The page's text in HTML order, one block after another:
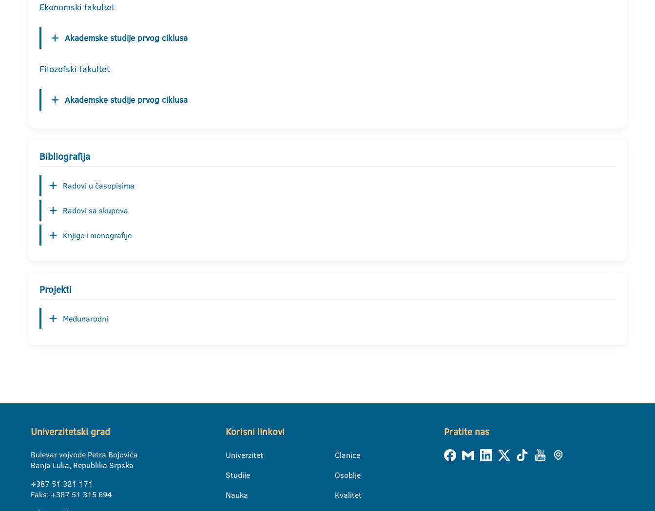
Ekonomski fakultet
Akademske studije prvog ciklusa
Filozofski fakultet
Akademske studije prvog ciklusa
Bibliografija
Radovi u časopisima
Radovi sa skupova
Knjige i monografije
Projekti
Međunarodni
Univerzitetski grad
Bulevar vojvode Petra Bojovića
Banja Luka, Republika Srpska
+387 51 321 171
Faks: +387 51 315 694
Korisni linkovi
Univerzitet
Studije
Nauka
Članice
Osoblje
Kvalitet
Pratite nas